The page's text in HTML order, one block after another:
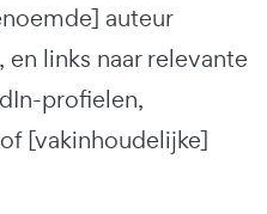
auteur
links naar relevante
profielen,
[vakinhoudelijke]